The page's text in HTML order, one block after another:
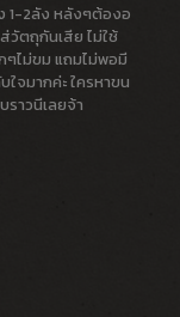
1-2ลัง หลังๆต้องอ
วัตถุกันเสีย ไม่ใช้
ๆไม่ขม แถมไม่พอมี
จมากค่ะ ใครหาขน
าวนีเลยจ้า